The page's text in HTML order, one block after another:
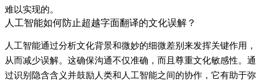
难以实现的。
人工智能如何防止超越字面翻译的文化误解？
人工智能通过分析文化背景和微妙的细微差别来发挥关键作用，
从而减少误解。这确保沟通不仅准确，而且尊重文化敏感性。通
过识别隐含含义并鼓励人类和人工智能之间的协作，它有助于弥